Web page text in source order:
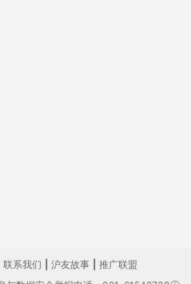
联系我们 沪友故事
推广联盟